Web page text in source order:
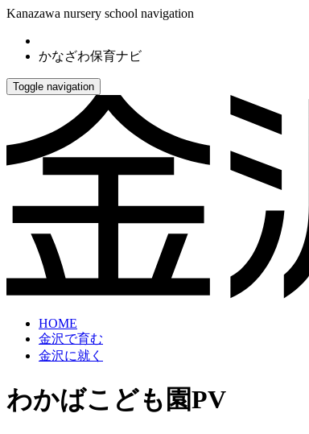
Kanazawa nursery school navigation
かなざわ保育ナビ
Toggle navigation
HOME
金沢で育む
金沢に就く
わかばこども園PV